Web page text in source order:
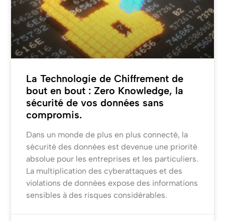
La Technologie de Chiffrement de
bout en bout : Zero Knowledge, la
sécurité de vos données sans
compromis.
Dans un monde de plus en plus connecté, la
sécurité des données est devenue une priorité
absolue pour les entreprises et les particuliers.
La multiplication des cyberattaques et des
violations de données expose des informations
sensibles à des risques considérables.